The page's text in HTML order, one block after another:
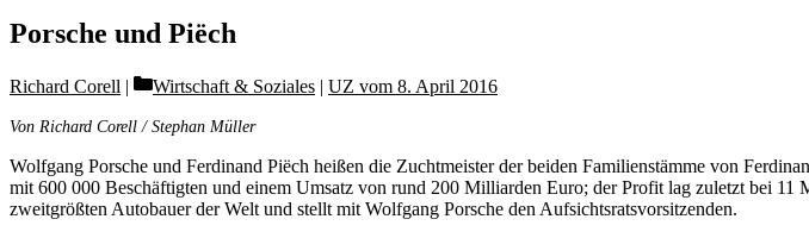
Porsche und Piëch
Richard Corell Categories
Wirtschaft & Soziales | UZ vom 8. April 2016
Von Richard Corell / Stephan Müller
Wolfgang Porsche und Ferdinand Piëch heißen die Zuchtmeister der beiden Familienstämme von
mit 600 000 Beschäftigten und einem Umsatz von rund 200 Milliarden Euro; der Profit lag zuletzt bei
zweitgrößten Autobauer der Welt und stellt mit Wolfgang Porsche den Aufsichtsratsvorsitzenden.